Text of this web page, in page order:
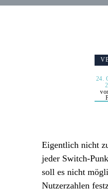
24.
Eigentlich nicht
jeder Switch-
soll es nicht
Nutzerzahlen